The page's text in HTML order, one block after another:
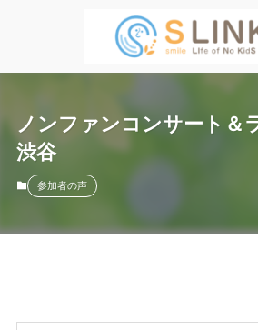
ノンファンコンサート＆
渋谷
参加者の声